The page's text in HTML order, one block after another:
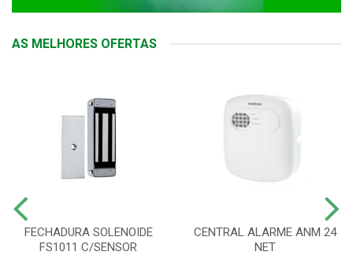
AS MELHORES OFERTAS
FECHADURA SOLENOIDE
FS1011 C/SENSOR
CENTRAL ALARME ANM 24
NET